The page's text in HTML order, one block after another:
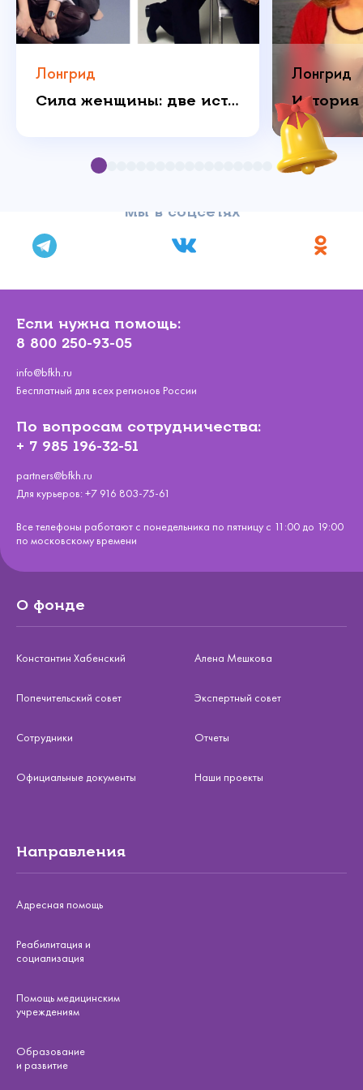
Лонгрид
Сила женщины: две истории о любви, которая побеждает
Лонгрид
Мы в соцсетях
Если нужна помощь:
8 800 250-93-05
info@bfkh.ru
Бесплатный для всех регионов России
По вопросам сотрудничества:
+ 7 985 196-32-51
partners@bfkh.ru
Для курьеров: +7 916 803-75-61
Все телефоны работают с понедельника по пятницу с 11:00 до 19:00
по московскому времени
О фонде
Константин Хабенский Алена Мешкова
Попечительский совет Экспертный совет
Сотрудники Отчеты
Официальные документы Наши проекты
Направления
Адресная помощь
Реабилитация и
социализация
Помощь медицинским
учреждениям
Образование
и развитие